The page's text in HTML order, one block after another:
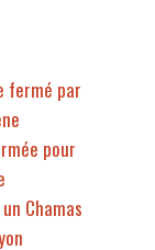
fermé par
pour
Chamas